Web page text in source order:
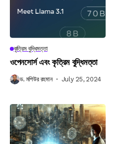
কৃত্রিম বুদ্ধিমত্তা
ওপেনসোর্স এবং কৃত্রিম বুদ্ধিমত্তা
ড. মশিউর রহমান July 25, 2024